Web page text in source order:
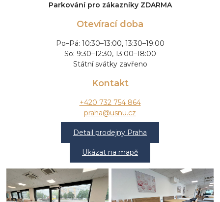
Parkování pro zákazníky ZDARMA
Otevírací doba
Po–Pá: 10:30–13:00, 13:30–19:00
So: 9:30–12:30, 13:00–18:00
Státní svátky zavřeno
Kontakt
+420 732 754 864
praha@usnu.cz
Detail prodejny Praha
Ukázat na mapě